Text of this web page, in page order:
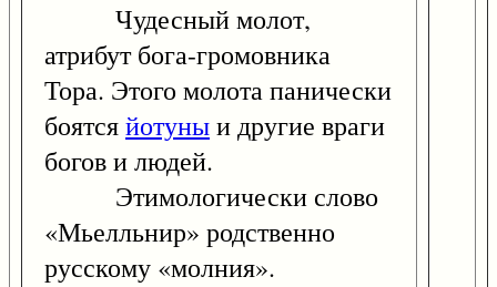
Чудесный молот,
атрибут бога-громовника
Тора. Этого молота панически
боятсяйотуныи другие враги
богов и людей.
Этимологически слово
«Мьелльнир» родственно
русскому «молния».